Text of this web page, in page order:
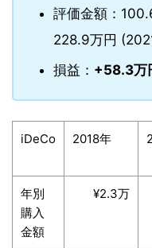
評価金額：
228.9万円
損益： +58.3万
iDeCo 2018年
年別
購入
金額
¥2.3万